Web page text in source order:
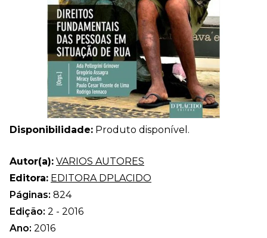
Disponibilidade: Produto disponível.
Autor(a): VARIOS AUTORES
Editora: EDITORA DPLACIDO
Páginas: 824
Edição: 2 - 2016
Ano: 2016